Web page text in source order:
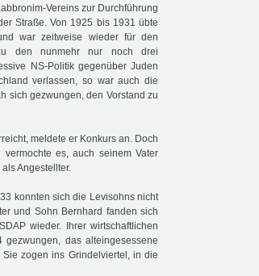
Vereins zur Durchführung
Straße. Von 1925 bis 1931 übte
war zeitweise wieder für den
den nunmehr nur noch drei
NS-Politik gegenüber Juden
verlassen, so war auch die
sich gezwungen, den Vorstand zu
meldete er Konkurs an. Doch
es, auch seinem Vater
Angestellter.
konnten sich die Levisohns nicht
und Sohn Bernhard fanden sich
wieder. Ihrer wirtschaftlichen
das alteingesessene
zogen ins Grindelviertel, in die